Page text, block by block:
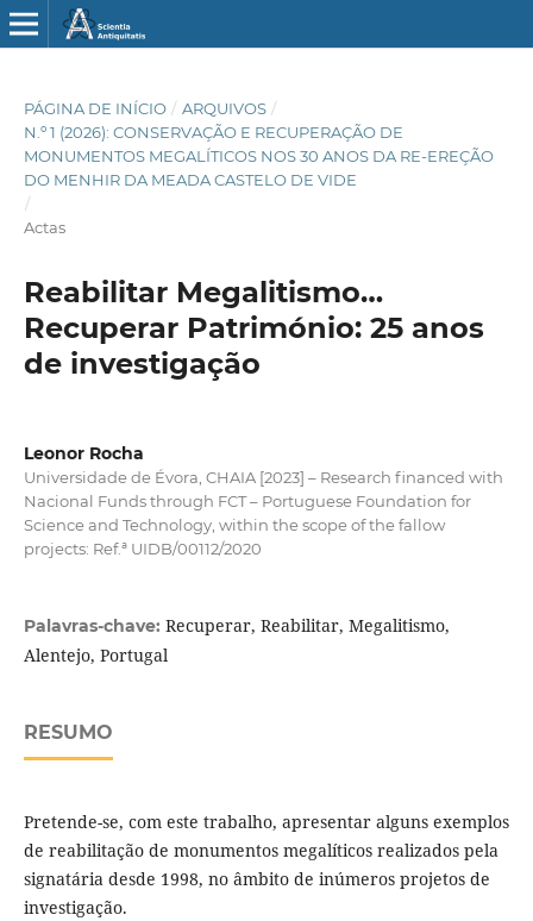
PÁGINA DE INÍCIO / ARQUIVOS /
N.º 1 (2026): CONSERVAÇÃO E RECUPERAÇÃO DE
MONUMENTOS MEGALÍTICOS NOS 30 ANOS DA RE-EREÇÃO
DO MENHIR DA MEADA CASTELO DE VIDE
/
Actas
Reabilitar Megalitismo…
Recuperar Património: 25 anos
de investigação
Leonor Rocha
Universidade de Évora, CHAIA [2023] – Research financed with
Nacional Funds through FCT – Portuguese Foundation for
Science and Technology, within the scope of the fallow
projects: Ref.ª UIDB/00112/2020
Palavras-chave: Recuperar, Reabilitar, Megalitismo,
Alentejo, Portugal
RESUMO
Pretende-se, com este trabalho, apresentar alguns exemplos
de reabilitação de monumentos megalíticos realizados pela
signatária desde 1998, no âmbito de inúmeros projetos de
investigação.